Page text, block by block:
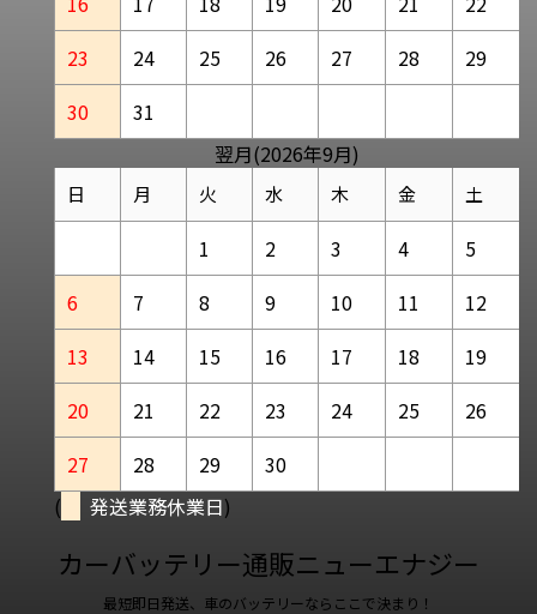
23
24 25 26 27 28
29
30
31
翌月(2026年9月)
日 月 火 水 木 金 土
1 2 3 4
5
6
7 8 9 10 11
12
13
14 15 16 17 18
19
20
21 22 23 24 25
26
27
28 29
30
(
発送業務休業日)
カーバッテリー通販ニューエナジー
最短即日発送、車のバッテリーならここで決まり！